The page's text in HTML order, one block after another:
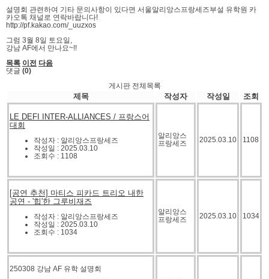
설명회 관련하여 기타 문의사항이 있다면 서울알리앙스프랑세즈부설 유학원 카
카오톡 채널로 연락바랍니다!
http://pf.kakao.com/_uuzxos
그럼 3월 8일 토요일,
강남 AF에서 만나요~!!
목록 이전 다음
댓글 (0)
게시판 전체목록
제목 작성자 작성일 조회
LE DEFI INTER-ALLIANCES / 프랑스어
대회
작성자 : 알리앙스프랑세즈
작성일 : 2025.03.10
조회수 : 1108
알리앙스
프랑세즈
2025.03.10 1108
[공연 추천] 마티스 피카드 트리오 내한
공연 - '힙'한 그루비재즈
작성자 : 알리앙스프랑세즈
작성일 : 2025.03.10
조회수 : 1034
알리앙스
프랑세즈
2025.03.10 1034
250308 강남 AF 유학 설명회